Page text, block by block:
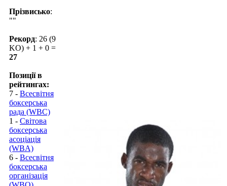
Прізвисько:
""
Рекорд: 26 (9
KO) + 1 + 0 =
27
Позиції в
рейтингах:
7 - Всесвітня
боксерська
рада (WBC)
1 - Світова
боксерська
асоціація
(WBA)
6 - Всесвітня
боксерська
організація